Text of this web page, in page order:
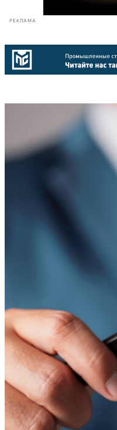
РЕКЛАМА